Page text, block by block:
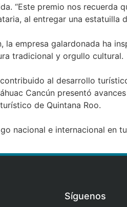
“Este premio nos recuerda
al entregar una
la empresa galardonada ha
tradicional y orgullo cultural.
al desarrollo
Cancún presentó
de Quintana Roo.
nacional e internacional en
Síguenos